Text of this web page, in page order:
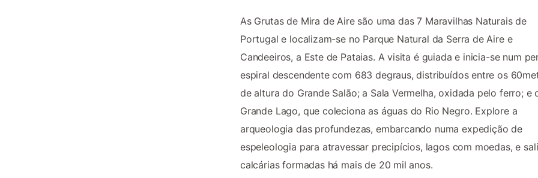
As Grutas de Mira de Aire são uma das 7 Maravilhas Naturais de
Portugal e localizam-se no Parque Natural da Serra de Aire e
Candeeiros, a Este de Pataias. A visita é guiada e inicia-se num
espiral descendente com 683 degraus, distribuídos entre os
de altura do Grande Salão; a Sala Vermelha, oxidada pelo ferro; e
Grande Lago, que coleciona as águas do Rio Negro. Explore a
arqueologia das profundezas, embarcando numa expedição de
espeleologia para atravessar precipícios, lagos com moedas, e
calcárias formadas há mais de 20 mil anos.